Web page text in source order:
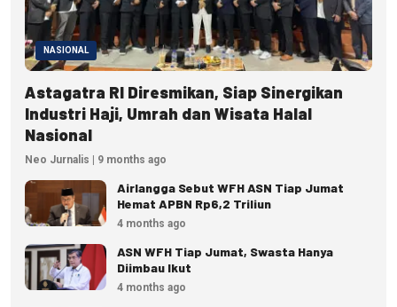
NASIONAL
Astagatra RI Diresmikan, Siap Sinergikan
Industri Haji, Umrah dan Wisata Halal
Nasional
Neo Jurnalis | 9 months ago
Airlangga Sebut WFH ASN Tiap Jumat
Hemat APBN Rp6,2 Triliun
4 months ago
ASN WFH Tiap Jumat, Swasta Hanya
Diimbau Ikut
4 months ago